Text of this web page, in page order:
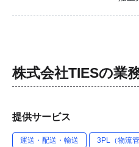
株式会社TIESの業
提供サービス
運送・配送・輸送 3PL（物流管